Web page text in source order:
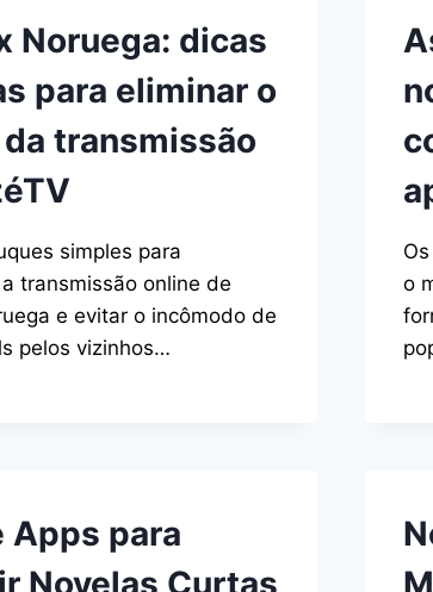
Noruega: dicas
para eliminar o
transmissão
simples para
transmissão online de
e evitar o incômodo de
pelos vizinhos…
o
Apps para
Novelas Curtas